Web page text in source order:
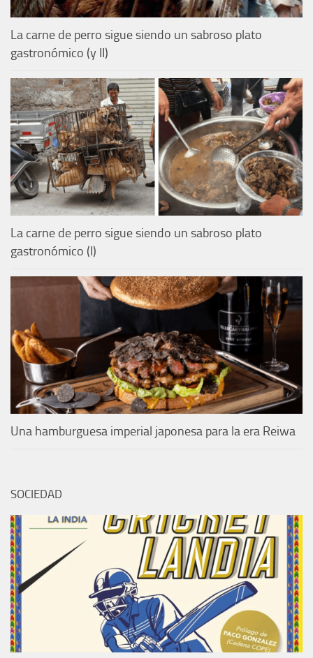
La carne de perro sigue siendo un sabroso plato
gastronómico (y II)
La carne de perro sigue siendo un sabroso plato
gastronómico (I)
Una hamburguesa imperial japonesa para la era Reiwa
SOCIEDAD